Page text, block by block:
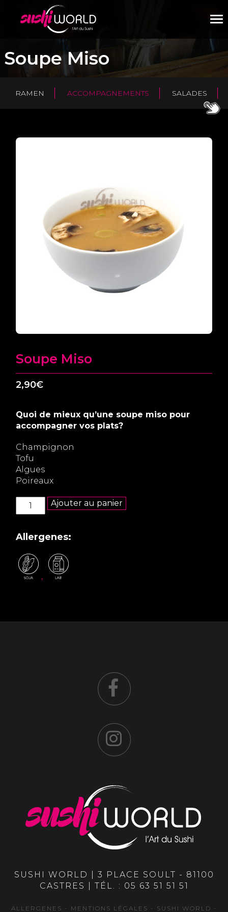
Soupe Miso
RAMEN ACCOMPAGNEMENTS SALADES
Soupe Miso
2,90€
Quoi de mieux qu’une soupe miso pour
accompagner vos plats?
Champignon
Tofu
Algues
Poireaux
quantité
de
Miso
Ajouter au panier
Allergenes:
,
SUSHI WORLD | 3 PLACE SOULT - 81100
CASTRES | TÉL. : 05 63 51 51 51
ALLERGENES - MENTIONS LÉGALES - SUSHI WORLD -